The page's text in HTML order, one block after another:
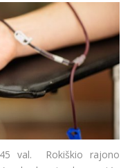
val. Rokiškio rajono